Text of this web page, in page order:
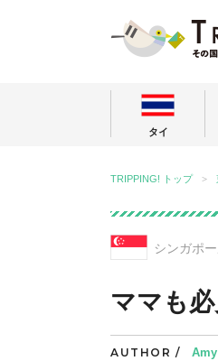
タイ
TRIPPING! トップ
シンガポ
ママも
AUTHOR / Amy